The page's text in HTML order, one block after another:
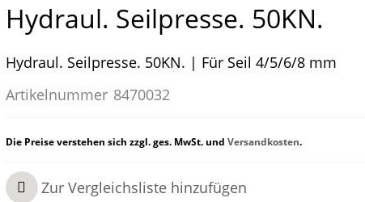
Hydraul. Seilpresse. 50KN.
Hydraul. Seilpresse. 50KN. | Für Seil 4/5/6/8 mm
Artikelnummer 8470032
Die Preise verstehen sich zzgl. ges. MwSt. und Versandkosten.
Zur Vergleichsliste hinzufügen